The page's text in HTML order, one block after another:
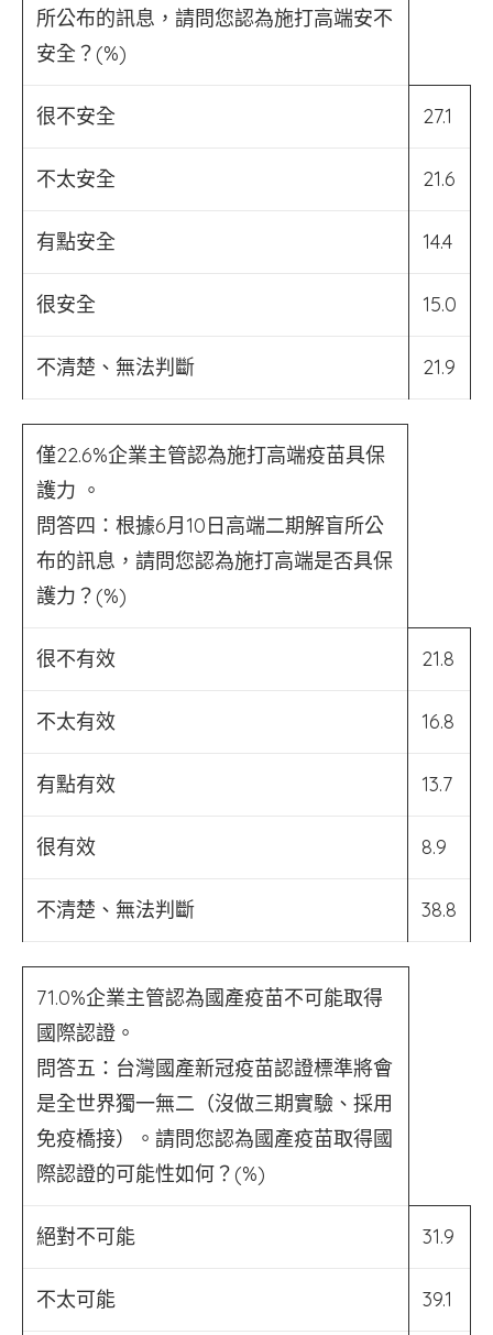
所公布的訊息，請問您認為施打高端安不
安全？(%)
很不安全 27.1
不太安全 21.6
有點安全 14.4
很安全 15.0
不清楚、無法判斷 21.9
僅22.6%企業主管認為施打高端疫苗具保
護力 。
問答四：根據6月10日高端二期解盲所公
布的訊息，請問您認為施打高端是否具保
護力？(%)
很不有效 21.8
不太有效 16.8
有點有效 13.7
很有效 8.9
不清楚、無法判斷 38.8
71.0%企業主管認為國產疫苗不可能取得
國際認證。
問答五：台灣國產新冠疫苗認證標準將會
是全世界獨一無二（沒做三期實驗、採用
免疫橋接）。請問您認為國產疫苗取得國
際認證的可能性如何？(%)
絕對不可能 31.9
不太可能 39.1